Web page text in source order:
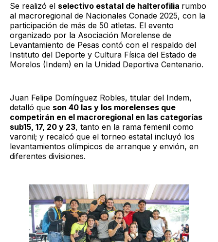
Se realizó el selectivo estatal de halterofilia rumbo
al macroregional de Nacionales Conade 2025, con la
participación de más de 50 atletas. El evento
organizado por la Asociación Morelense de
Levantamiento de Pesas contó con el respaldo del
Instituto del Deporte y Cultura Física del Estado de
Morelos (Indem) en la Unidad Deportiva Centenario.
Juan Felipe Domínguez Robles, titular del Indem,
detalló que son 40 las y los morelenses que
competirán en el macroregional en las categorías
sub15, 17, 20 y 23, tanto en la rama femenil como
varonil; y recalcó que el torneo estatal incluyó los
levantamientos olímpicos de arranque y envión, en
diferentes divisiones.